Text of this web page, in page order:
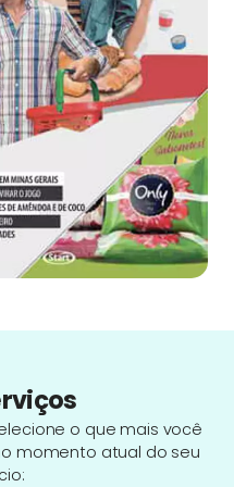
o que mais você
momento atual do seu